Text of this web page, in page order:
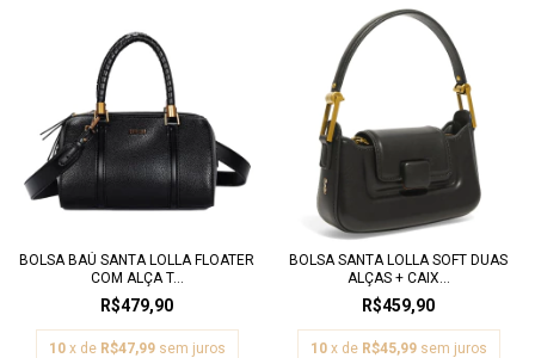
BOLSA BAÚ SANTA LOLLA FLOATER
COM ALÇA T...
R$479,90
10 x de R$47,99 sem juros
BOLSA SANTA LOLLA SOFT DUAS
ALÇAS + CAIX...
R$459,90
10 x de R$45,99 sem juros